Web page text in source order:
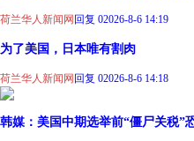
荷兰华人新闻网 回复 02026-8-6 14:19
为了美国，日本唯有割肉
荷兰华人新闻网 回复 02026-8-6 14:18
韩媒：美国中期选举前“僵尸关税”